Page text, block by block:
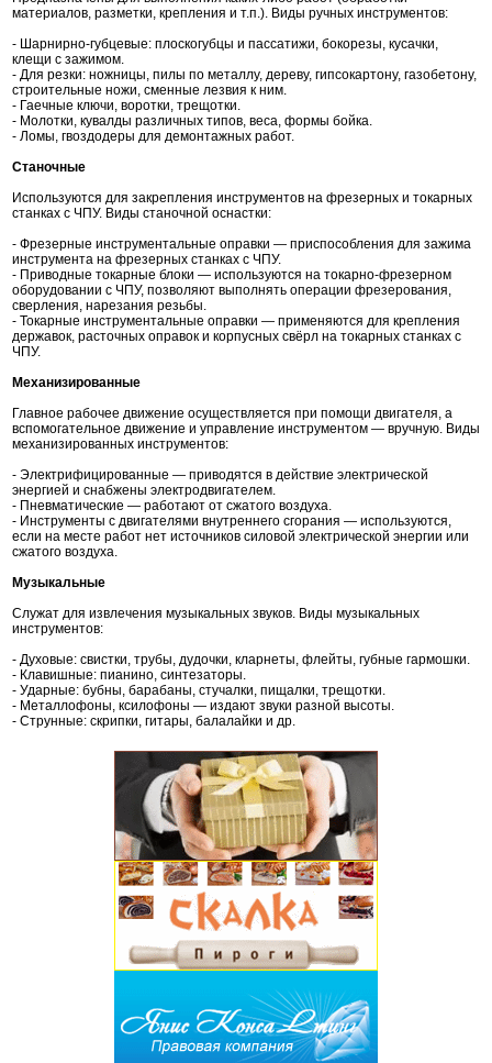
материалов, разметки, крепления и т.п.). Виды ручных инструментов:
- Шарнирно-губцевые: плоскогубцы и пассатижи, бокорезы, кусачки,
клещи с зажимом.
- Для резки: ножницы, пилы по металлу, дереву, гипсокартону, газобетону,
строительные ножи, сменные лезвия к ним.
- Гаечные ключи, воротки, трещотки.
- Молотки, кувалды различных типов, веса, формы бойка.
- Ломы, гвоздодеры для демонтажных работ.
Станочные
Используются для закрепления инструментов на фрезерных и токарных
станках с ЧПУ. Виды станочной оснастки:
- Фрезерные инструментальные оправки — приспособления для зажима
инструмента на фрезерных станках с ЧПУ.
- Приводные токарные блоки — используются на токарно-фрезерном
оборудовании с ЧПУ, позволяют выполнять операции фрезерования,
сверления, нарезания резьбы.
- Токарные инструментальные оправки — применяются для крепления
державок, расточных оправок и корпусных свёрл на токарных станках с
ЧПУ.
Механизированные
Главное рабочее движение осуществляется при помощи двигателя, а
вспомогательное движение и управление инструментом — вручную. Виды
механизированных инструментов:
- Электрифицированные — приводятся в действие электрической
энергией и снабжены электродвигателем.
- Пневматические — работают от сжатого воздуха.
- Инструменты с двигателями внутреннего сгорания — используются,
если на месте работ нет источников силовой электрической энергии или
сжатого воздуха.
Музыкальные
Служат для извлечения музыкальных звуков. Виды музыкальных
инструментов:
- Духовые: свистки, трубы, дудочки, кларнеты, флейты, губные гармошки.
- Клавишные: пианино, синтезаторы.
- Ударные: бубны, барабаны, стучалки, пищалки, трещотки.
- Металлофоны, ксилофоны — издают звуки разной высоты.
- Струнные: скрипки, гитары, балалайки и др.